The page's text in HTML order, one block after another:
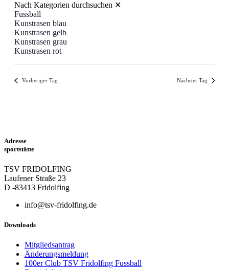
Nach Kategorien durchsuchen ✕
Fussball
Kunstrasen blau
Kunstrasen gelb
Kunstrasen grau
Kunstrasen rot
Vorheriger Tag Nächster Tag
Adresse
sportstätte
TSV FRIDOLFING
Laufener Straße 23
D -83413 Fridolfing
info@tsv-fridolfing.de
Downloads
Mitgliedsantrag
Änderungsmeldung
100er Club TSV Fridolfing Fussball